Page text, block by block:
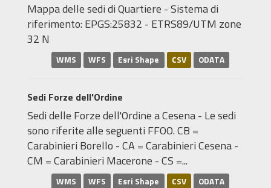
Mappa delle sedi di Quartiere - Sistema di
riferimento: EPGS:25832 - ETRS89/UTM zone
32 N
WMS WFS Esri Shape CSV ODATA
Sedi Forze dell'Ordine
Sedi delle Forze dell'Ordine a Cesena - Le sedi
sono riferite alle seguenti FFOO. CB =
Carabinieri Borello - CA = Carabinieri Cesena -
CM = Carabinieri Macerone - CS =...
WMS WFS Esri Shape CSV ODATA